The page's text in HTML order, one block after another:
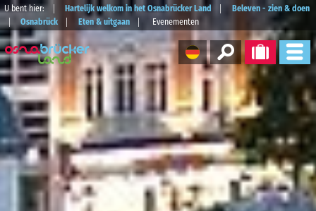
U bent hier: Hartelijk welkom in het Osnabrücker Land
Beleven - zien & doen
Osnabrück
Eten & uitgaan Evenementen